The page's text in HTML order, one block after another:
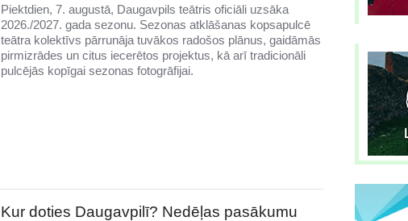
Piektdien, 7. augustā, Daugavpils teātris oficiāli uzsāka
2026./2027. gada sezonu. Sezonas atklāšanas kopsapulcē
teātra kolektīvs pārrunāja tuvākos radošos plānus, gaidāmās
pirmizrādes un citus iecerētos projektus, kā arī tradicionāli
pulcējās kopīgai sezonas fotogrāfijai.
Kur doties Daugavpilī? Nedēļas pasākumu